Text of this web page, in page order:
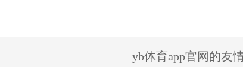
yb体育app官网的友